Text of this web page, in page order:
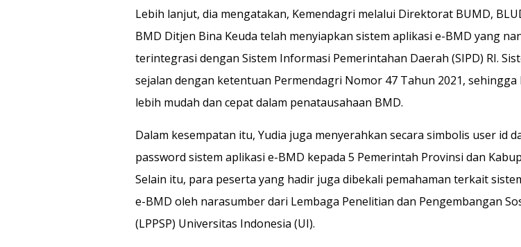
Lebih lanjut, dia mengatakan, Kemendagri melalui Direktorat BUMD,
BMD Ditjen Bina Keuda telah menyiapkan sistem aplikasi e-BMD yang
terintegrasi dengan Sistem Informasi Pemerintahan Daerah (SIPD) RI.
sejalan dengan ketentuan Permendagri Nomor 47 Tahun 2021, sehingga
lebih mudah dan cepat dalam penatausahaan BMD.
Dalam kesempatan itu, Yudia juga menyerahkan secara simbolis user id
password sistem aplikasi e-BMD kepada 5 Pemerintah Provinsi dan
Selain itu, para peserta yang hadir juga dibekali pemahaman terkait
e-BMD oleh narasumber dari Lembaga Penelitian dan Pengembangan
(LPPSP) Universitas Indonesia (UI).